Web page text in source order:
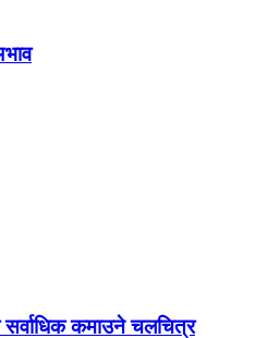
सर्वाधिक कमाउने चलचित्र